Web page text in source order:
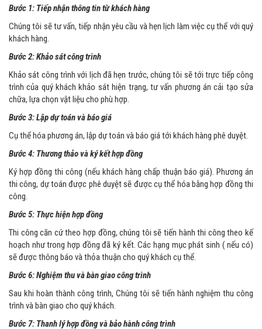
Bước 1: Tiếp nhận thông tin từ khách hàng
Chúng tôi sẽ tư vấn, tiếp nhận yêu cầu và hẹn lịch làm việc cụ thể với quý
khách hàng.
Bước 2: Khảo sát công trình
Khảo sát công trình với lịch đã hẹn trước, chúng tôi sẽ tới trực tiếp công
trình của quý khách khảo sát hiện trạng, tư vấn phương án cải tạo sửa
chữa, lựa chọn vật liệu cho phù hợp.
Bước 3: Lập dự toán và báo giá
Cụ thể hóa phương án, lập dự toán và báo giá tới khách hàng phê duyệt.
Bước 4: Thương thảo và ký kết hợp đồng
Ký hợp đồng thi công (nếu khách hàng chấp thuận báo giá). Phương án
thi công, dự toán được phê duyệt sẽ được cụ thể hóa bằng hợp đồng thi
công.
Bước 5: Thực hiện hợp đồng
Thi công căn cứ theo hợp đồng, chúng tôi sẽ tiến hành thi công theo kế
hoạch như trong hợp đồng đã ký kết. Các hạng mục phát sinh ( nếu có)
sẽ được thông báo và thỏa thuận cho quý khách cụ thể.
Bước 6: Nghiệm thu và bàn giao công trình
Sau khi hoàn thành công trình, Chúng tôi sẽ tiến hành nghiệm thu công
trình và bàn giao cho quý khách.
Bước 7: Thanh lý hợp đồng và bảo hành công trình